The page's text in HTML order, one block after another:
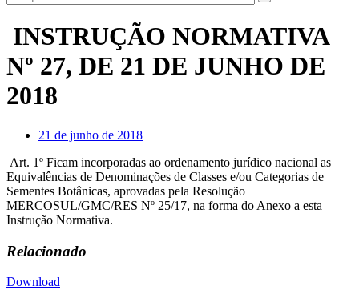
INSTRUÇÃO NORMATIVA
Nº 27, DE 21 DE JUNHO DE
2018
21 de junho de 2018
Art. 1º Ficam incorporadas ao ordenamento jurídico nacional as
Equivalências de Denominações de Classes e/ou Categorias de
Sementes Botânicas, aprovadas pela Resolução
MERCOSUL/GMC/RES Nº 25/17, na forma do Anexo a esta
Instrução Normativa.
Relacionado
Download